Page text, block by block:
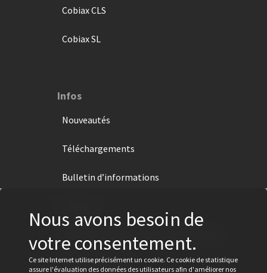
Cobiax CLS
Cobiax SL
Infos
Nouveautés
Téléchargements
Bulletin d’informations
Mentions légales
Nous avons besoin de
votre consentement.
Ce site Internet utilise précisément un cookie. Ce cookie de statistique
assure l'évaluation des données des utilisateurs afin d'améliorer nos